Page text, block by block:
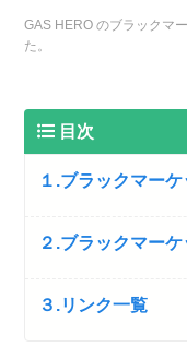
GAS HERO のブラックマ
た。
目次
１.ブラックマー
２.ブラックマー
３.リンク一覧